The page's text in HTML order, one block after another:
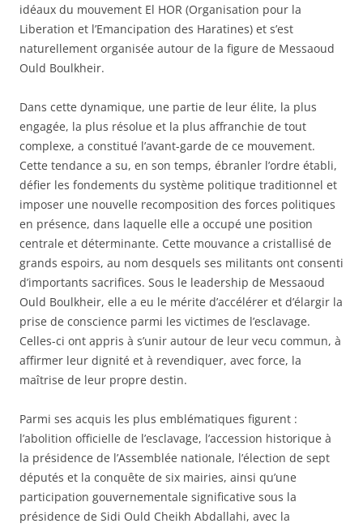
idéaux du mouvement El HOR (Organisation pour la
Liberation et l’Emancipation des Haratines) et s’est
naturellement organisée autour de la figure de Messaoud
Ould Boulkheir.
Dans cette dynamique, une partie de leur élite, la plus
engagée, la plus résolue et la plus affranchie de tout
complexe, a constitué l’avant-garde de ce mouvement.
Cette tendance a su, en son temps, ébranler l’ordre établi,
défier les fondements du système politique traditionnel et
imposer une nouvelle recomposition des forces politiques
en présence, dans laquelle elle a occupé une position
centrale et déterminante. Cette mouvance a cristallisé de
grands espoirs, au nom desquels ses militants ont consenti
d’importants sacrifices. Sous le leadership de Messaoud
Ould Boulkheir, elle a eu le mérite d’accélérer et d’élargir la
prise de conscience parmi les victimes de l’esclavage.
Celles-ci ont appris à s’unir autour de leur vecu commun, à
affirmer leur dignité et à revendiquer, avec force, la
maîtrise de leur propre destin.
Parmi ses acquis les plus emblématiques figurent :
l’abolition officielle de l’esclavage, l’accession historique à
la présidence de l’Assemblée nationale, l’élection de sept
députés et la conquête de six mairies, ainsi qu’une
participation gouvernementale significative sous la
présidence de Sidi Ould Cheikh Abdallahi, avec la